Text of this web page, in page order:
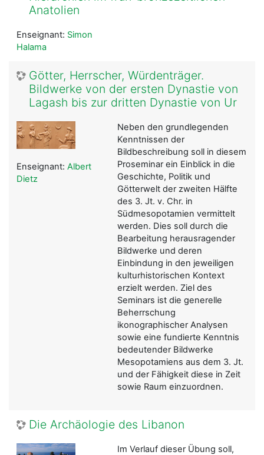
Anatolien
Enseignant: Simon
Halama
Götter, Herrscher, Würdenträger.
Bildwerke von der ersten Dynastie von
Lagash bis zur dritten Dynastie von Ur
Neben den grundlegenden
Kenntnissen der
Bildbeschreibung soll in diesem
Proseminar ein Einblick in die
Geschichte, Politik und
Götterwelt der zweiten Hälfte
des 3. Jt. v. Chr. in
Südmesopotamien vermittelt
werden. Dies soll durch die
Bearbeitung herausragender
Bildwerke und deren
Einbindung in den jeweiligen
kulturhistorischen Kontext
erzielt werden. Ziel des
Seminars ist die generelle
Beherrschung
ikonographischer Analysen
sowie eine fundierte Kenntnis
bedeutender Bildwerke
Mesopotamiens aus dem 3. Jt.
und der Fähigkeit diese in Zeit
sowie Raum einzuordnen.
Enseignant: Albert
Dietz
Die Archäologie des Libanon
Im Verlauf dieser Übung soll,